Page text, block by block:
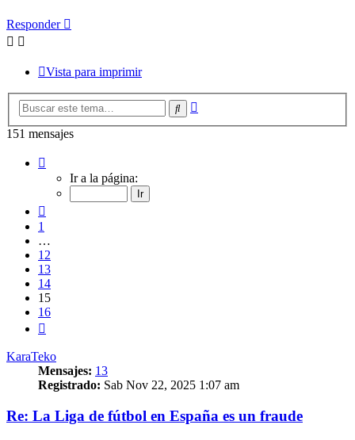
Responder
Vista para imprimir
Buscar
151 mensajes
15
Ir a la página:
1
…
12
13
14
15
16
KaraTeko
Mensajes: 13
Registrado: Sab Nov 22, 2025 1:07 am
Re: La Liga de fútbol en España es un fraude